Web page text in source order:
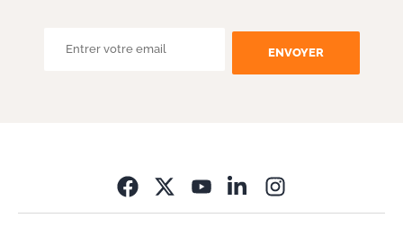
ENVOYER